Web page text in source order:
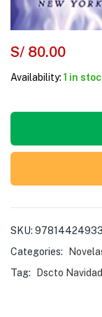
S/ 80.00
Availability: 1 in
SKU:
Categories:
Tag:
Dscto Navidad